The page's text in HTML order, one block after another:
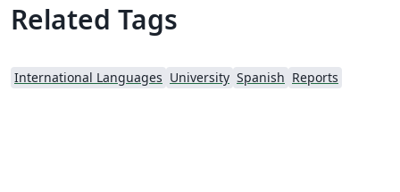
Related Tags
International Languages University Spanish Reports